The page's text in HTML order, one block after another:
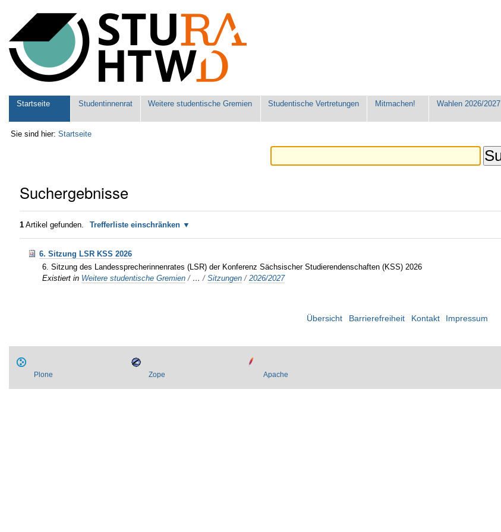
Werkzeuge
Sektionen
Startseite Studentinnenrat Weitere studentische Gremien Studentische Vertretungen Mitmachen! Wahlen 2026/2027
Sie sind hier: Startseite
Suchergebnisse
1 Artikel gefunden. Trefferliste einschränken
6. Sitzung LSR KSS 2026
6. Sitzung des Landessprecherinnenrates (LSR) der Konferenz Sächsischer Studierendenschaften (KSS) 2026
Existiert in Weitere studentische Gremien / …/Sitzungen /2026/2027
Übersicht Barrierefreiheit Kontakt Impressum
Plone Zope Apache